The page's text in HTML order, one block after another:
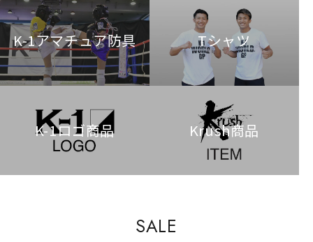
K-1アマチュア防具 Tシャツ
K-1ロゴ商品 Krush商品
SALE